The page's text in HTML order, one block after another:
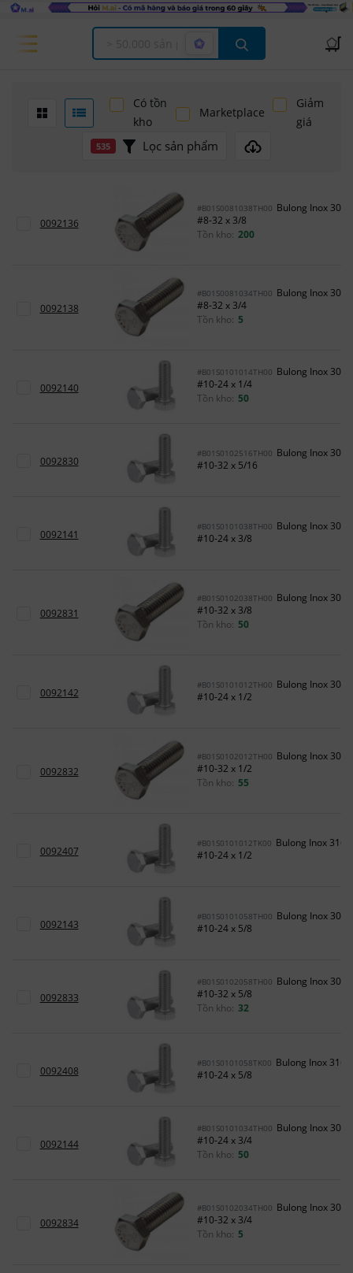
Offcanvas Menu Open
Có tồn
kho
Marketplace
Giảm
giá
535 Lọc sản phẩm
0092136
#B01S0081038TH00 Bulong Inox 304
#8-32 x 3/8
Tồn kho: 200
0092138
#B01S0081034TH00 Bulong Inox 304
#8-32 x 3/4
Tồn kho: 5
0092140
#B01S0101014TH00 Bulong Inox 304
#10-24 x 1/4
Tồn kho: 50
0092830
#B01S0102516TH00 Bulong Inox 304
#10-32 x 5/16
0092141
#B01S0101038TH00 Bulong Inox 304
#10-24 x 3/8
0092831
#B01S0102038TH00 Bulong Inox 304
#10-32 x 3/8
Tồn kho: 50
0092142
#B01S0101012TH00 Bulong Inox 304
#10-24 x 1/2
0092832
#B01S0102012TH00 Bulong Inox 304
#10-32 x 1/2
Tồn kho: 55
0092407
#B01S0101012TK00 Bulong Inox 316
#10-24 x 1/2
0092143
#B01S0101058TH00 Bulong Inox 304
#10-24 x 5/8
0092833
#B01S0102058TH00 Bulong Inox 304
#10-32 x 5/8
Tồn kho: 32
0092408
#B01S0101058TK00 Bulong Inox 316
#10-24 x 5/8
0092144
#B01S0101034TH00 Bulong Inox 304
#10-24 x 3/4
Tồn kho: 50
0092834
#B01S0102034TH00 Bulong Inox 304
#10-32 x 3/4
Tồn kho: 5